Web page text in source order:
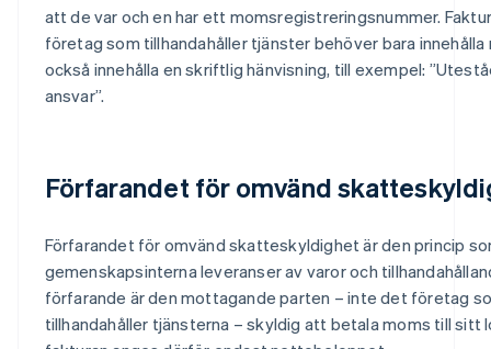
att de var och en har ett momsregistreringsnummer.
företag som tillhandahåller tjänster behöver bara
också innehålla en skriftlig hänvisning, till exempel:
ansvar”.
Förfarandet för omvänd
Förfarandet för omvänd skatteskyldighet är den princip
gemenskapsinterna leveranser av varor och
förfarande är den mottagande parten – inte det företag
tillhandahåller tjänsterna – skyldig att betala moms till sitt